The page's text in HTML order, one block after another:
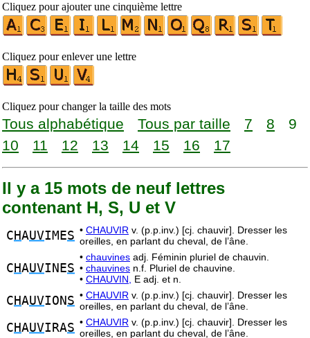
Cliquez pour ajouter une cinquième lettre
Cliquez pour enlever une lettre
Cliquez pour changer la taille des mots
Tous alphabétique Tous par taille 7 8
9
10
11 12 13 14 15 16 17
Il y a 15 mots de neuf lettres
contenant H, S, U et V
C HAUVIMES • CHAUVIR v. (p.p.inv.) [cj. chauvir]. Dresser les
oreilles, en parlant du cheval, de l’âne.
C HAUVINES
• chauvines adj. Féminin pluriel de chauvin.
• chauvines n.f. Pluriel de chauvine.
• CHAUVIN, E adj. et n.
C HAUVION S • CHAUVIR v. (p.p.inv.) [cj. chauvir]. Dresser les
oreilles, en parlant du cheval, de l’âne.
C HAUVIRAS • CHAUVIR v. (p.p.inv.) [cj. chauvir]. Dresser les
oreilles, en parlant du cheval, de l’âne.